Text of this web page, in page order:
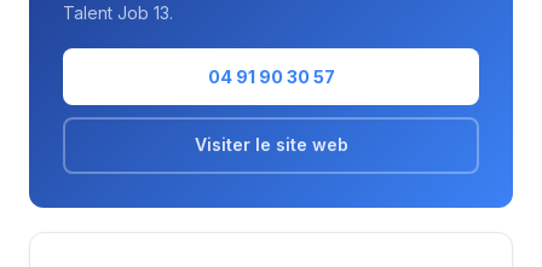
Talent Job 13.
04 91 90 30 57
Visiter le site web